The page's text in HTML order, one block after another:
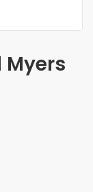
Myers